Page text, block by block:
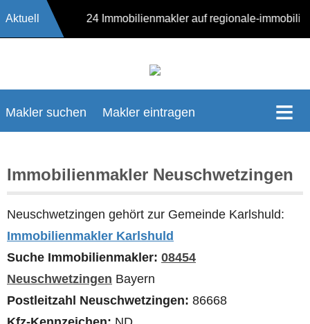
Aktuell 17624 Immobilienmakler auf regionale-
Makler suchen Makler eintragen
Immobilienmakler Neuschwetzingen
Neuschwetzingen gehört zur Gemeinde Karlshuld:
Immobilienmakler Karlshuld
Suche Immobilienmakler: 08454
Neuschwetzingen Bayern
Postleitzahl Neuschwetzingen: 86668